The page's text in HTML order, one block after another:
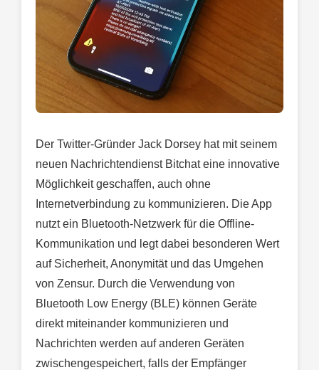
Der Twitter-Gründer Jack Dorsey hat mit seinem
neuen Nachrichtendienst Bitchat eine innovative
Möglichkeit geschaffen, auch ohne
Internetverbindung zu kommunizieren. Die App
nutzt ein Bluetooth-Netzwerk für die Offline-
Kommunikation und legt dabei besonderen Wert
auf Sicherheit, Anonymität und das Umgehen
von Zensur. Durch die Verwendung von
Bluetooth Low Energy (BLE) können Geräte
direkt miteinander kommunizieren und
Nachrichten werden auf anderen Geräten
zwischengespeichert, falls der Empfänger